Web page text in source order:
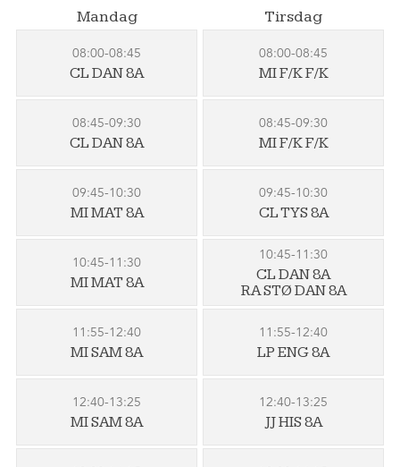
Mandag
08:00-08:45
CL DAN 8A
08:45-09:30
CL DAN 8A
09:45-10:30
MI MAT 8A
10:45-11:30
MI MAT 8A
11:55-12:40
MI SAM 8A
12:40-13:25
MI SAM 8A
Tirsdag
08:00-08:45
MI F/K F/K
08:45-09:30
MI F/K F/K
09:45-10:30
CL TYS 8A
10:45-11:30
CL DAN 8A
RA STØ DAN 8A
11:55-12:40
LP ENG 8A
12:40-13:25
JJ HIS 8A